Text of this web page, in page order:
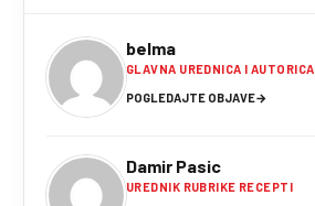
belma
GLAVNA UREDNICA I AUTORICA
POGLEDAJTE OBJAVE→
Damir Pasic
UREDNIK RUBRIKE RECEPTI